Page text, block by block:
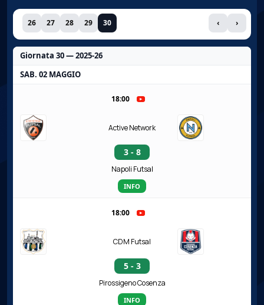
26 27 28 29 30 ‹ ›
Giornata 30 — 2025-26
SAB. 02 MAGGIO
18:00
Active Network
3 - 8
Napoli Futsal
INFO
18:00
CDM Futsal
5 - 3
Pirossigeno Cosenza
INFO